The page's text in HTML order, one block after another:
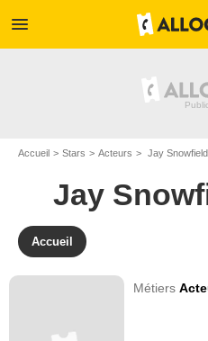
menu
Accueil Stars Acteurs Jay Snowfield
Jay
Accueil
Métiers